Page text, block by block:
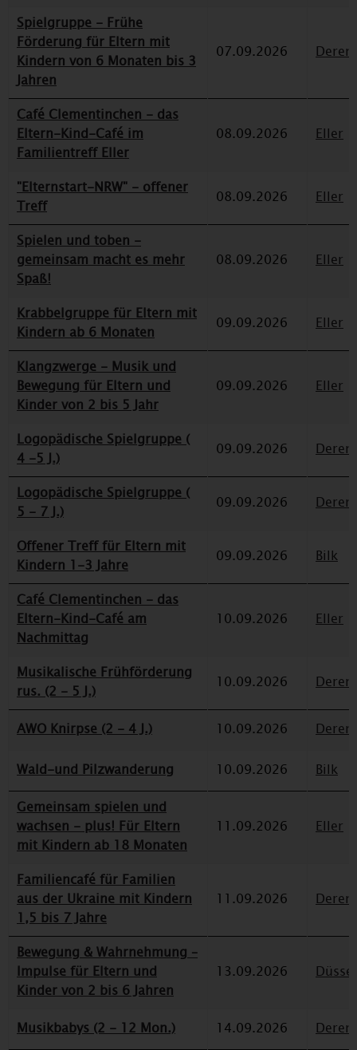
Spielgruppe - Frühe
Förderung für Eltern mit
Kindern von 6 Monaten bis 3
Jahren
07.09.2026
Café Clementinchen - das
Eltern-Kind-Café im
Familientreff Eller
08.09.2026 Eller
"Elternstart-NRW" - offener
Treff
08.09.2026 Eller
Spielen und toben -
gemeinsam macht es mehr
Spaß!
08.09.2026 Eller
Krabbelgruppe für Eltern mit
Kindern ab 6 Monaten
09.09.2026 Eller
Klangzwerge - Musik und
Bewegung für Eltern und
Kinder von 2 bis 5 Jahr
09.09.2026 Eller
Logopädische Spielgruppe (
4 -5 J.)
09.09.2026
Logopädische Spielgruppe (
5 - 7 J.)
09.09.2026
Offener Treff für Eltern mit
Kindern 1-3 Jahre
09.09.2026 Bilk
Café Clementinchen - das
Eltern-Kind-Café am
Nachmittag
10.09.2026 Eller
Musikalische Frühförderung
rus. (2 - 5 J.)
10.09.2026
AWO Knirpse (2 - 4 J.) 10.09.2026
Wald-und Pilzwanderung 10.09.2026
Bilk
Gemeinsam spielen und
wachsen - plus! Für Eltern
mit Kindern ab 18 Monaten
11.09.2026 Eller
Familiencafé für Familien
aus der Ukraine mit Kindern
1,5 bis 7 Jahre
11.09.2026
Bewegung & Wahrnehmung –
Impulse für Eltern und
Kinder von 2 bis 6 Jahren
13.09.2026
Musikbabys (2 - 12 Mon.) 14.09.2026